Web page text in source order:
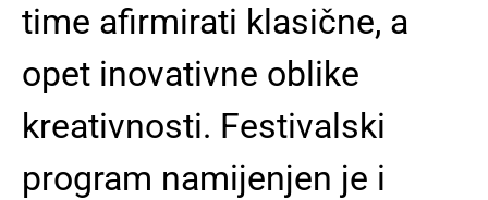
time afirmirati klasične, a
opet inovativne oblike
kreativnosti. Festivalski
program namijenjen je i